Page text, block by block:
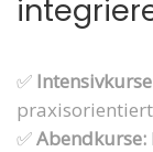
✅
✅Abendkurse: